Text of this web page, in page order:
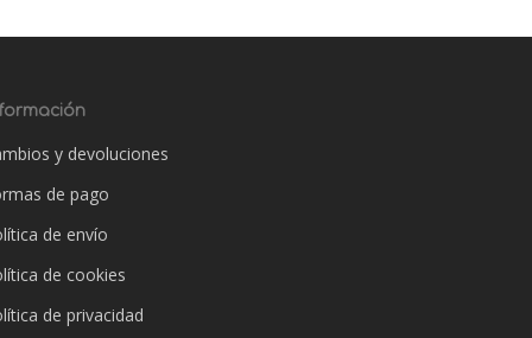
y devoluciones
de pago
de envío
de cookies
de privacidad